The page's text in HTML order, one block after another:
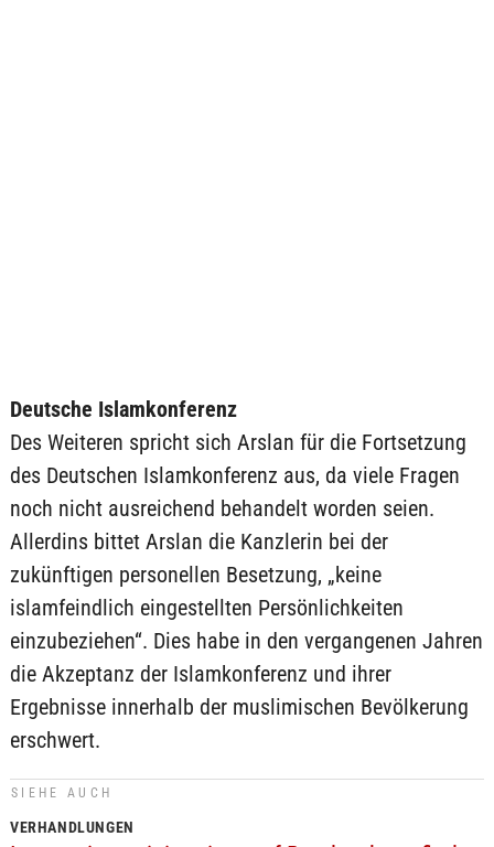
Deutsche Islamkonferenz
Des Weiteren spricht sich Arslan für die Fortsetzung
des Deutschen Islamkonferenz aus, da viele Fragen
noch nicht ausreichend behandelt worden seien.
Allerdins bittet Arslan die Kanzlerin bei der
zukünftigen personellen Besetzung, „keine
islamfeindlich eingestellten Persönlichkeiten
einzubeziehen“. Dies habe in den vergangenen Jahren
die Akzeptanz der Islamkonferenz und ihrer
Ergebnisse innerhalb der muslimischen Bevölkerung
erschwert.
SIEHE AUCH
VERHANDLUNGEN